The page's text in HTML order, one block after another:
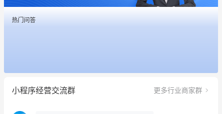
热门问答
小程序经营交流群 更多行业商家群
餐饮也得靠私域和服务提高竞争力
这个营销策划案例推荐大家看一下
用有赞就能在微信、小红书同时经营了